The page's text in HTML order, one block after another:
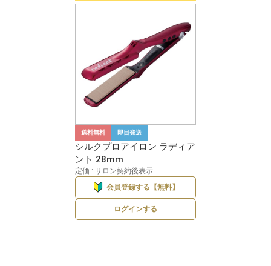
送料無料 即日発送
シルクプロアイロン ラディア
ント 28mm
定価 : サロン契約後表示
会員登録する【無料】
ログインする